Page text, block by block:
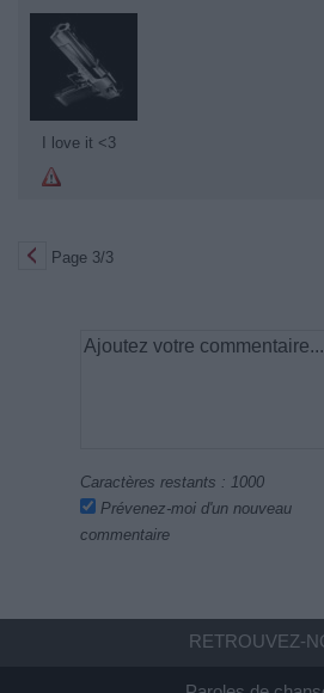
I love it <3
Page 3/3
Caractères restants : 1000
Prévenez-moi d'un nouveau
commentaire
RETROUVEZ-